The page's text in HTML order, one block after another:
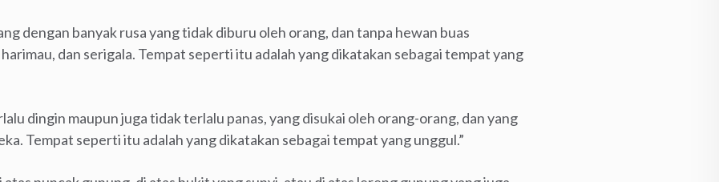
dengan banyak rusa yang tidak diburu oleh orang, dan tanpa hewan buas
dan serigala. Tempat seperti itu adalah yang dikatakan sebagai tempat yang
dingin maupun juga tidak terlalu panas, yang disukai oleh orang-orang, dan yang
Tempat seperti itu adalah yang dikatakan sebagai tempat yang unggul.”